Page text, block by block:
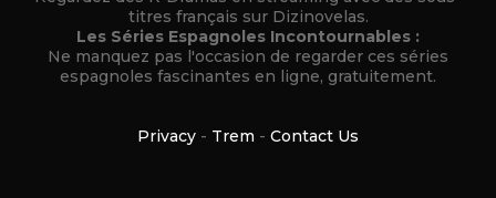
titres français sur Dizinovelas.
Les Séries Espagnoles Incontournables :
Ne manquez pas l'occasion de regarder ces séries
espagnoles fascinantes en ligne, gratuitement.
Privacy - Trem - Contact Us